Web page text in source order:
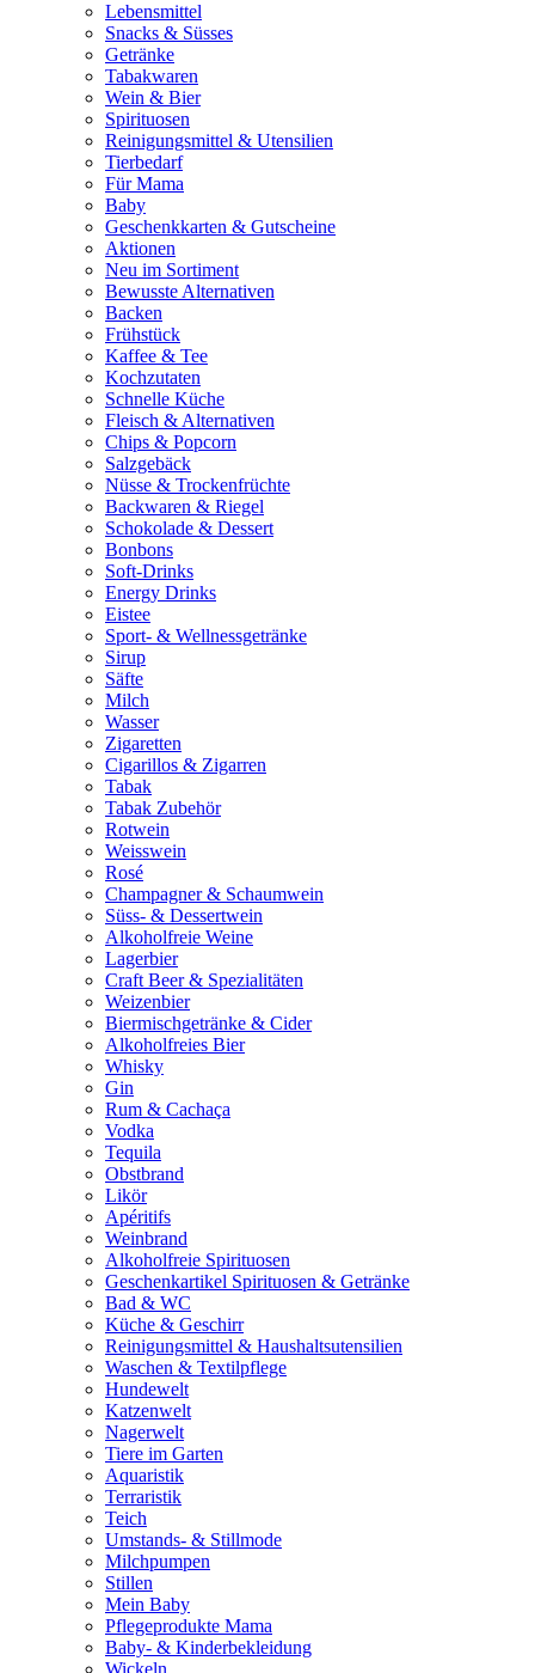
Lebensmittel
Snacks & Süsses
Getränke
Tabakwaren
Wein & Bier
Spirituosen
Reinigungsmittel & Utensilien
Tierbedarf
Für Mama
Baby
Geschenkkarten & Gutscheine
Aktionen
Neu im Sortiment
Bewusste Alternativen
Backen
Frühstück
Kaffee & Tee
Kochzutaten
Schnelle Küche
Fleisch & Alternativen
Chips & Popcorn
Salzgebäck
Nüsse & Trockenfrüchte
Backwaren & Riegel
Schokolade & Dessert
Bonbons
Soft-Drinks
Energy Drinks
Eistee
Sport- & Wellnessgetränke
Sirup
Säfte
Milch
Wasser
Zigaretten
Cigarillos & Zigarren
Tabak
Tabak Zubehör
Rotwein
Weisswein
Rosé
Champagner & Schaumwein
Süss- & Dessertwein
Alkoholfreie Weine
Lagerbier
Craft Beer & Spezialitäten
Weizenbier
Biermischgetränke & Cider
Alkoholfreies Bier
Whisky
Gin
Rum & Cachaça
Vodka
Tequila
Obstbrand
Likör
Apéritifs
Weinbrand
Alkoholfreie Spirituosen
Geschenkartikel Spirituosen & Getränke
Bad & WC
Küche & Geschirr
Reinigungsmittel & Haushaltsutensilien
Waschen & Textilpflege
Hundewelt
Katzenwelt
Nagerwelt
Tiere im Garten
Aquaristik
Terraristik
Teich
Umstands- & Stillmode
Milchpumpen
Stillen
Mein Baby
Pflegeprodukte Mama
Baby- & Kinderbekleidung
Wickeln